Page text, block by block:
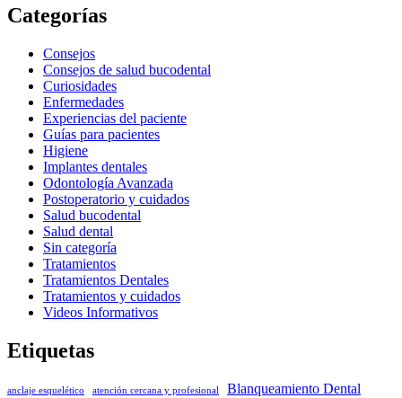
Categorías
Consejos
Consejos de salud bucodental
Curiosidades
Enfermedades
Experiencias del paciente
Guías para pacientes
Higiene
Implantes dentales
Odontología Avanzada
Postoperatorio y cuidados
Salud bucodental
Salud dental
Sin categoría
Tratamientos
Tratamientos Dentales
Tratamientos y cuidados
Videos Informativos
Etiquetas
anclaje esquelético atención cercana y profesional Blanqueamiento Dental